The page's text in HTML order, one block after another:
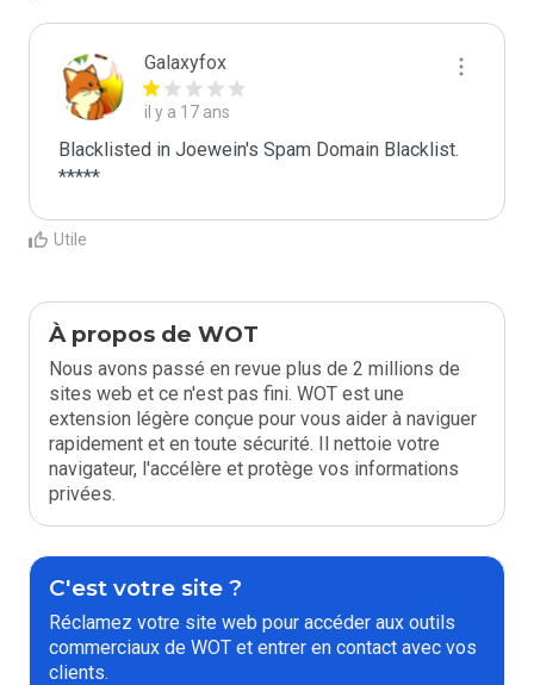
Galaxyfox
il y a 17 ans
Blacklisted in Joewein's Spam Domain Blacklist.
*****
Utile
À propos de WOT
Nous avons passé en revue plus de 2 millions de
sites web et ce n'est pas fini. WOT est une
extension légère conçue pour vous aider à naviguer
rapidement et en toute sécurité. Il nettoie votre
navigateur, l'accélère et protège vos informations
privées.
C'est votre site ?
Réclamez votre site web pour accéder aux outils
commerciaux de WOT et entrer en contact avec vos
clients.